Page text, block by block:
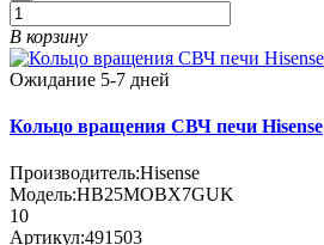
В корзину
Ожидание 5-7 дней
Кольцо вращения СВЧ печи Hisense
Производитель:Hisense
Модель:HB25MOBX7GUK
10
Артикул:491503